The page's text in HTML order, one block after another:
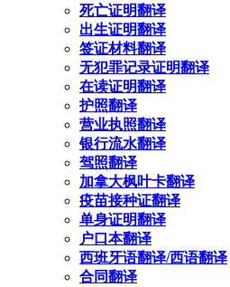
死亡证明翻译
出生证明翻译
签证材料翻译
无犯罪记录证明翻译
在读证明翻译
护照翻译
营业执照翻译
银行流水翻译
驾照翻译
加拿大枫叶卡翻译
疫苗接种证翻译
单身证明翻译
户口本翻译
西班牙语翻译/西语翻译
合同翻译